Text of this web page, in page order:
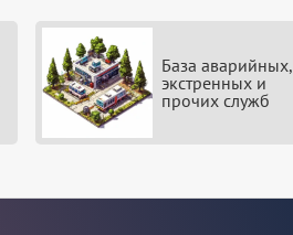
База аварийных,
экстренных и
прочих служб